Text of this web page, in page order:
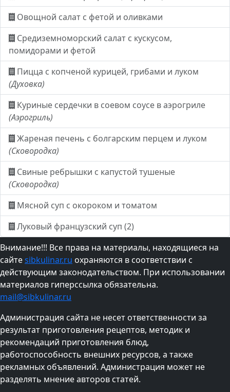
Овощной салат с фетой и оливками
Средиземноморский салат с кускусом,
помидорами и фетой
Пицца с копченой курицей, грибами и луком
(Духовка)
Куриные сердечки в соевом соусе в аэрогриле
(Аэрогриль)
Жареная печень с болгарским перцем и луком
(Сковородка)
Свиные ребрышки с капустой тушеные
(Сковородка)
Мясной суп с окороком и томатом
Луковый французский суп (2)
Внимание!!! Все права на материалы, находящиеся на
сайтеsibkulinar.ru охраняются в соответствии с
действующим законодательством. При использовании
материалов гиперссылка обязательна.
mail@sibkulinar.ru
Администрация сайта не несет ответственности за
результат приготовления рецептов, методик и
рекомендаций приготовления блюд,
работоспособность внешних ресурсов, а также
рекламных объявлений. Администрация может не
разделять мнение авторов статей.